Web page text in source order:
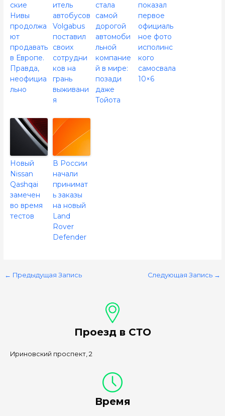
ские
Нивы
продолжа
ют
продавать
в Европе.
Правда,
неофициа
льно
итель
автобусов
Volgabus
поставил
своих
сотрудни
ков на
грань
выживани
я
стала
самой
дорогой
автомоби
льной
компание
й в мире:
позади
даже
Тойота
показал
первое
официаль
ное фото
исполинс
кого
самосвала
10×6
Новый
Nissan
Qashqai
замечен
во время
тестов
В России
начали
принимат
ь заказы
на новый
Land
Rover
Defender
← Предыдущая Запись Следующая Запись →
Проезд в СТО
Ириновский проспект, 2
Время